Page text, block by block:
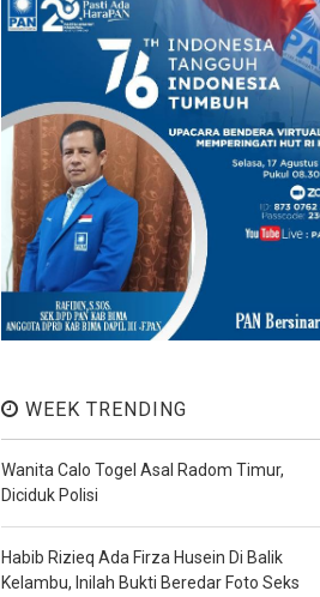
WEEK TRENDING
Wanita Calo Togel Asal Radom Timur,
Diciduk Polisi
Habib Rizieq Ada Firza Husein Di Balik
Kelambu, Inilah Bukti Beredar Foto Seks